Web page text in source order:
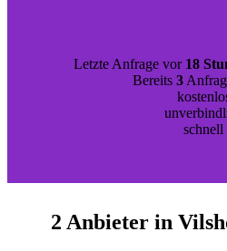
Letzte Anfrage vor 18
Bereits 3
schnell
2 Anbieter in